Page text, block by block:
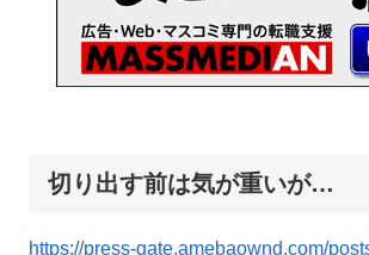
切り出す前は気が重いが…
https://press-gate.amebaownd.com/